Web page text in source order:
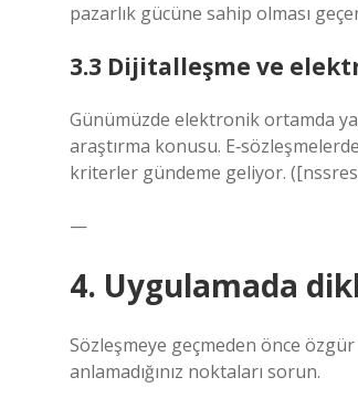
pazarlık gücüne sahip olması
3.3 Dijitalleşme ve
Günümüzde elektronik ortamda
araştırma konusu.
kriterler gündeme geliyor.
—
4. Uygulamada
Sözleşmeye geçmeden önce
anlamadığınız noktaları sorun.